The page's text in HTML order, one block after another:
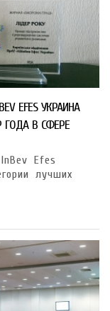
EFES УКРАИНА
ГОДА В СФЕРЕ
Efes
лучших